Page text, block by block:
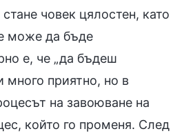
човек цялостен, като
може да бъде
е, че „да бъдеш
много приятно, но в
на завоюване на
който го променя. След